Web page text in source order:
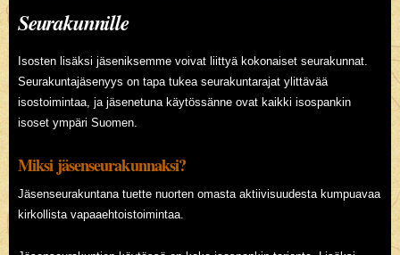
Seurakunnille
Isosten lisäksi jäseniksemme voivat liittyä kokonaiset seurakunnat.
Seurakuntajäsenyys on tapa tukea seurakuntarajat ylittävää
isostoimintaa, ja jäsenetuna käytössänne ovat kaikki isospankin
isoset ympäri Suomen.
Miksi jäsenseurakunnaksi?
Jäsenseurakuntana tuette nuorten omasta aktiivisuudesta kumpuavaa
kirkollista vapaaehtoistoimintaa.